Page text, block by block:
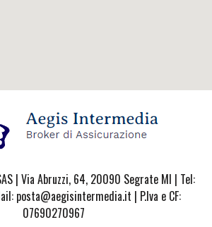
| Via Abruzzi, 64, 20090 Segrate MI | Tel:
posta@aegisintermedia.it | P.Iva e CF:
07690270967